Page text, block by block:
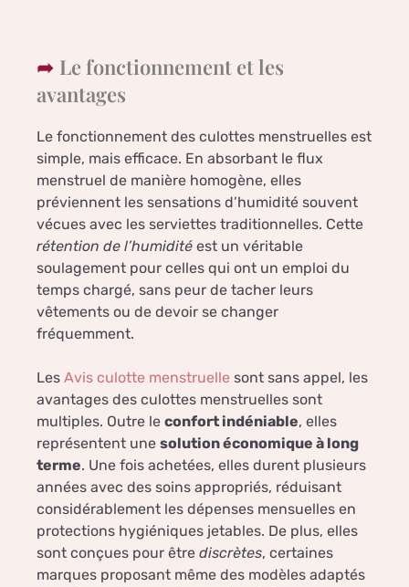
Le fonctionnement et les
avantages
Le fonctionnement des culottes menstruelles est
simple, mais efficace. En absorbant le flux
menstruel de manière homogène, elles
préviennent les sensations d’humidité souvent
vécues avec les serviettes traditionnelles. Cette
rétention de l’humidité est un véritable
soulagement pour celles qui ont un emploi du
temps chargé, sans peur de tacher leurs
vêtements ou de devoir se changer
fréquemment.
Les Avis culotte menstruelle sont sans appel, les
avantages des culottes menstruelles sont
multiples. Outre le confort indéniable, elles
représentent une solution économique à long
terme. Une fois achetées, elles durent plusieurs
années avec des soins appropriés, réduisant
considérablement les dépenses mensuelles en
protections hygiéniques jetables. De plus, elles
sont conçues pour être discrètes, certaines
marques proposant même des modèles adaptés